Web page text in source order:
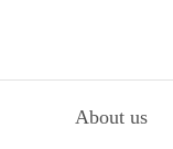
About us